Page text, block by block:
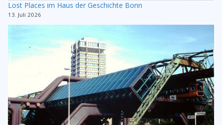
Lost Places im Haus der Geschichte Bonn
13. Juli 2026